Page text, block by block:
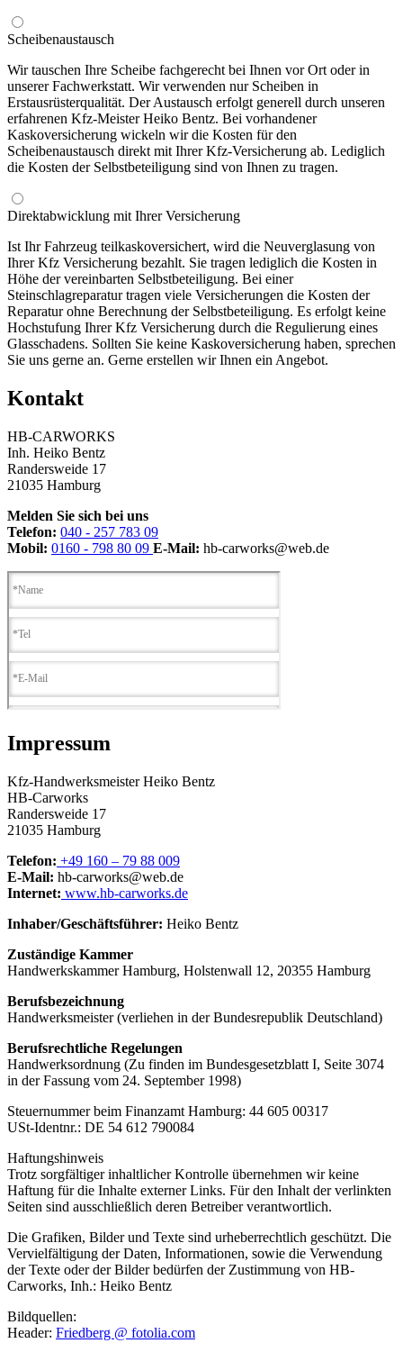
Scheibenaustausch
Wir tauschen Ihre Scheibe fachgerecht bei Ihnen vor Ort oder in
unserer Fachwerkstatt. Wir verwenden nur Scheiben in
Erstausrüsterqualität. Der Austausch erfolgt generell durch unseren
erfahrenen Kfz-Meister Heiko Bentz. Bei vorhandener
Kaskoversicherung wickeln wir die Kosten für den
Scheibenaustausch direkt mit Ihrer Kfz-Versicherung ab. Lediglich
die Kosten der Selbstbeteiligung sind von Ihnen zu tragen.
Direktabwicklung mit Ihrer Versicherung
Ist Ihr Fahrzeug teilkaskoversichert, wird die Neuverglasung von
Ihrer Kfz Versicherung bezahlt. Sie tragen lediglich die Kosten in
Höhe der vereinbarten Selbstbeteiligung. Bei einer
Steinschlagreparatur tragen viele Versicherungen die Kosten der
Reparatur ohne Berechnung der Selbstbeteiligung. Es erfolgt keine
Hochstufung Ihrer Kfz Versicherung durch die Regulierung eines
Glasschadens. Sollten Sie keine Kaskoversicherung haben, sprechen
Sie uns gerne an. Gerne erstellen wir Ihnen ein Angebot.
Kontakt
HB-CARWORKS
Inh. Heiko Bentz
Randersweide 17
21035 Hamburg
Melden Sie sich bei uns
Telefon: 040 - 257 783 09
Mobil: 0160 - 798 80 09 E-Mail: hb-carworks@web.de
Impressum
Kfz-Handwerksmeister Heiko Bentz
HB-Carworks
Randersweide 17
21035 Hamburg
Telefon: +49 160 – 79 88 009
E-Mail: hb-carworks@web.de
Internet: www.hb-carworks.de
Inhaber/Geschäftsführer: Heiko Bentz
Zuständige Kammer
Handwerkskammer Hamburg, Holstenwall 12, 20355 Hamburg
Berufsbezeichnung
Handwerksmeister (verliehen in der Bundesrepublik Deutschland)
Berufsrechtliche Regelungen
Handwerksordnung (Zu finden im Bundesgesetzblatt I, Seite 3074
in der Fassung vom 24. September 1998)
Steuernummer beim Finanzamt Hamburg: 44 605 00317
USt-Identnr.: DE 54 612 790084
Haftungshinweis
Trotz sorgfältiger inhaltlicher Kontrolle übernehmen wir keine
Haftung für die Inhalte externer Links. Für den Inhalt der verlinkten
Seiten sind ausschließlich deren Betreiber verantwortlich.
Die Grafiken, Bilder und Texte sind urheberrechtlich geschützt. Die
Vervielfältigung der Daten, Informationen, sowie die Verwendung
der Texte oder der Bilder bedürfen der Zustimmung von HB-
Carworks, Inh.: Heiko Bentz
Bildquellen:
Header: Friedberg @ fotolia.com